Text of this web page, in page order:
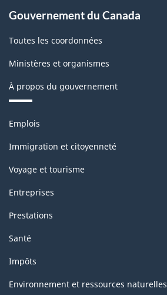
de
classification
Gouvernement du Canada
Toutes les coordonnées
Ministères et organismes
À propos du gouvernement
Thèmes
sujets
Emplois
Immigration et citoyenneté
Voyage et tourisme
Entreprises
Prestations
Santé
Impôts
Environnement et ressources naturelles